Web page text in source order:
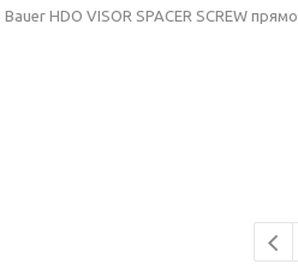
HDO VISOR SPACER SCREW прямо